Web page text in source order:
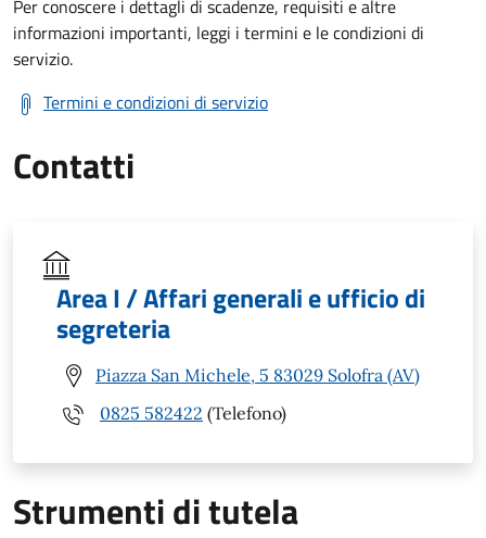
Per conoscere i dettagli di scadenze, requisiti e altre
informazioni importanti, leggi i termini e le condizioni di
servizio.
Termini e condizioni di servizio
Contatti
Area I / Affari generali e ufficio di
segreteria
Piazza San Michele, 5 83029 Solofra (AV)
0825 582422 (Telefono)
Strumenti di tutela